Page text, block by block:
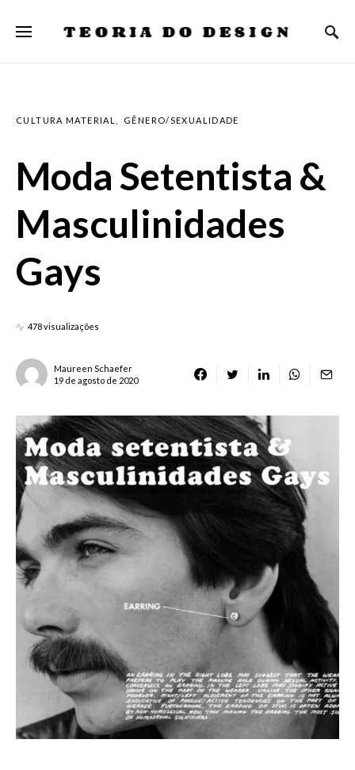
TEORIA DO DESIGN
CULTURA MATERIAL GÊNERO/SEXUALIDADE
Moda Setentista &
Masculinidades
Gays
478 visualizações
Maureen Schaefer
19 de agosto de 2020